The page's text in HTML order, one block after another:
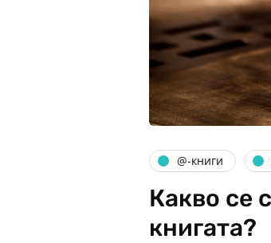
@-книги
Какво се
книгата?